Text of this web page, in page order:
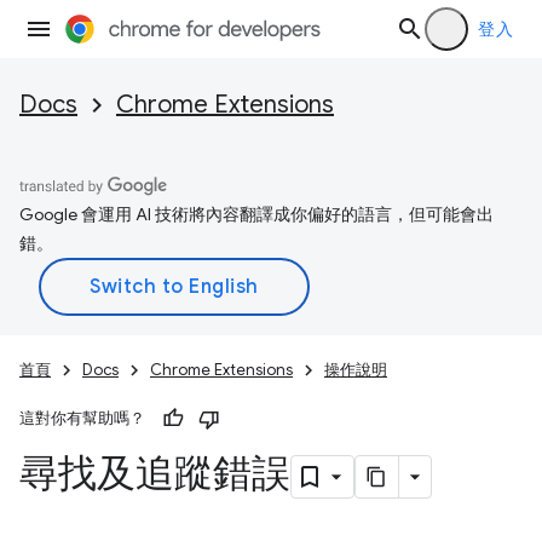
登入
Docs Chrome Extensions
Google 會運用 AI 技術將內容翻譯成你偏好的語言，但可能會出
錯。
首頁 Docs Chrome Extensions 操作說明
這對你有幫助嗎？
尋找及追蹤錯誤